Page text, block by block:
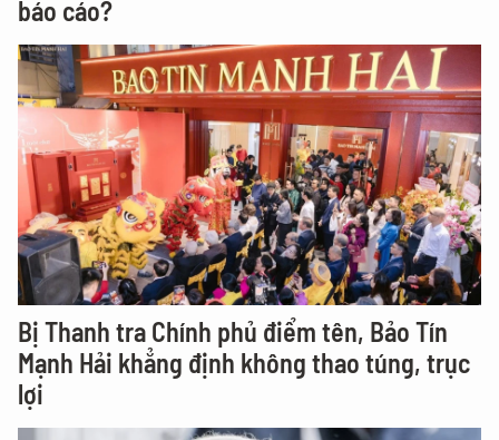
báo cáo?
Bị Thanh tra Chính phủ điểm tên, Bảo Tín
Mạnh Hải khẳng định không thao túng, trục
lợi